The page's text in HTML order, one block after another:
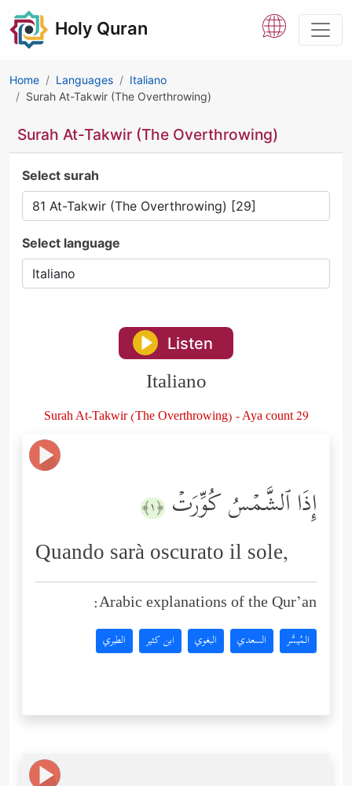
Holy Quran
Home Languages
Italiano
Surah At-Takwir (The Overthrowing)
Surah At-Takwir (The Overthrowing)
Select surah
Select language
Listen
Italiano
Surah At-Takwir (The Overthrowing) - Aya count 29
إِذَا ٱلشَّمۡسُ كُوِّرَتۡ ﴿١﴾
Quando sarà oscurato il sole,
Arabic explanations of the Qur’an:
المُيسَّر السعدي البغوي ابن كثير الطبري